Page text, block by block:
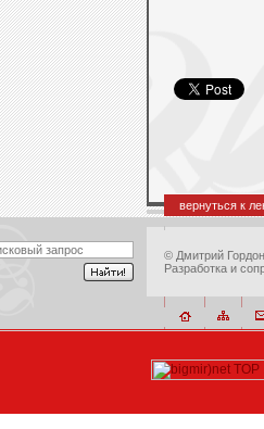
вернуться к
© Дмитрий Гордон
Разработка и